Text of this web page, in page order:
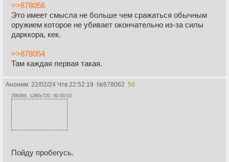
>>878056
Это имеет смысла не больше чем сражаться обычным
оружием которое не убивает окончательно из-за силы
дарккора, кек.
>>878054
Там каждая первая такая.
Аноним 22/02/24 Чтв 22:52:19 №878062 50
2993Кб, 1280x720, 00:00:03
Пойду пробегусь.